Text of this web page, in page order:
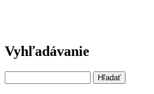
Vyhľadávanie